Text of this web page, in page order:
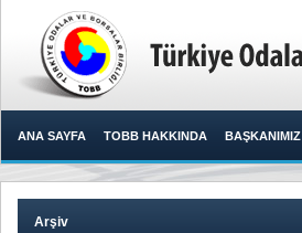
ANA SAYFA TOBB HAKKINDA BAŞKANIMIZ
Arşiv